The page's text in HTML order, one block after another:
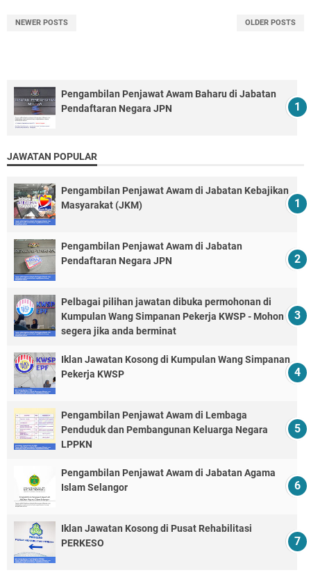
NEWER POSTS OLDER POSTS
Pengambilan Penjawat Awam Baharu di Jabatan
Pendaftaran Negara JPN
JAWATAN POPULAR
Pengambilan Penjawat Awam di Jabatan Kebajikan
Masyarakat (JKM)
Pengambilan Penjawat Awam di Jabatan
Pendaftaran Negara JPN
Pelbagai pilihan jawatan dibuka permohonan di
Kumpulan Wang Simpanan Pekerja KWSP - Mohon
segera jika anda berminat
Iklan Jawatan Kosong di Kumpulan Wang Simpanan
Pekerja KWSP
Pengambilan Penjawat Awam di Lembaga
Penduduk dan Pembangunan Keluarga Negara
LPPKN
Pengambilan Penjawat Awam di Jabatan Agama
Islam Selangor
Iklan Jawatan Kosong di Pusat Rehabilitasi
PERKESO